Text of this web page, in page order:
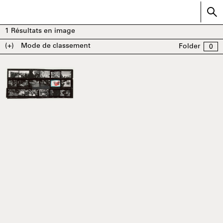
1 Résultats en image
(+)
Mode de classement Folder 0